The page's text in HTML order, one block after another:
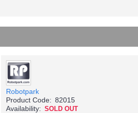
Robotpark
Product Code: 82015
Availability: SOLD OUT